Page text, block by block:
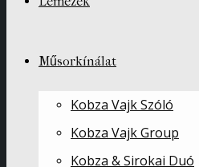
Műsorkínálat
Kobza Vajk Szóló
Kobza Vajk Group
Kobza & Sirokai Duó